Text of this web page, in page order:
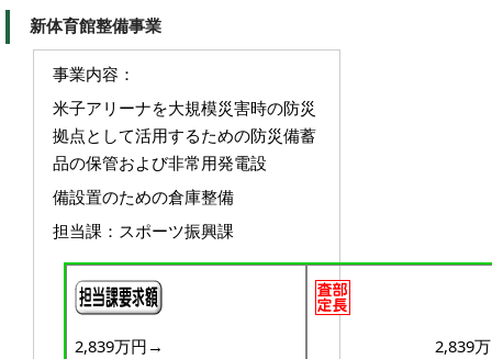
新体育館整備事業
事業内容：
米子アリーナを大規模災害時の防災
拠点として活用するための防災備蓄
品の保管および非常用発電設
備設置のための倉庫整備
担当課：スポーツ振興課
2,839万円→ 2,839